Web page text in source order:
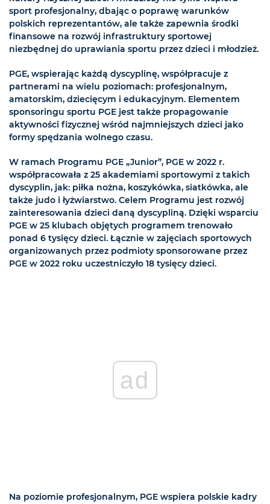
sport profesjonalny, dbając o poprawę warunków
polskich reprezentantów, ale także zapewnia środki
finansowe na rozwój infrastruktury sportowej
niezbędnej do uprawiania sportu przez dzieci i młodzież.
PGE, wspierając każdą dyscyplinę, współpracuje z
partnerami na wielu poziomach: profesjonalnym,
amatorskim, dziecięcym i edukacyjnym. Elementem
sponsoringu sportu PGE jest także propagowanie
aktywności fizycznej wśród najmniejszych dzieci jako
formy spędzania wolnego czasu.
W ramach Programu PGE „Junior”, PGE w 2022 r.
współpracowała z 25 akademiami sportowymi z takich
dyscyplin, jak: piłka nożna, koszykówka, siatkówka, ale
także judo i łyżwiarstwo. Celem Programu jest rozwój
zainteresowania dzieci daną dyscypliną. Dzięki wsparciu
PGE w 25 klubach objętych programem trenowało
ponad 6 tysięcy dzieci. Łącznie w zajęciach sportowych
organizowanych przez podmioty sponsorowane przez
PGE w 2022 roku uczestniczyło 18 tysięcy dzieci.
ad
Na poziomie profesjonalnym, PGE wspiera polskie kadry